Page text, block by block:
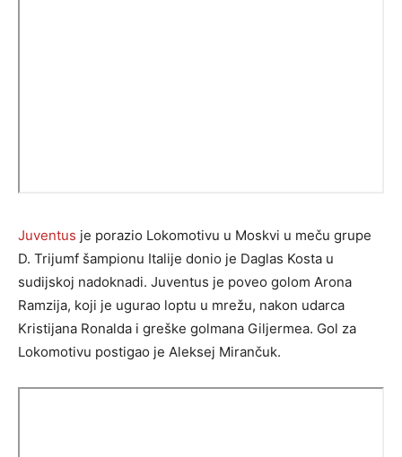
Juventus je porazio Lokomotivu u Moskvi u meču grupe
D. Trijumf šampionu Italije donio je Daglas Kosta u
sudijskoj nadoknadi. Juventus je poveo golom Arona
Ramzija, koji je ugurao loptu u mrežu, nakon udarca
Kristijana Ronalda i greške golmana Giljermea. Gol za
Lokomotivu postigao je Aleksej Mirančuk.